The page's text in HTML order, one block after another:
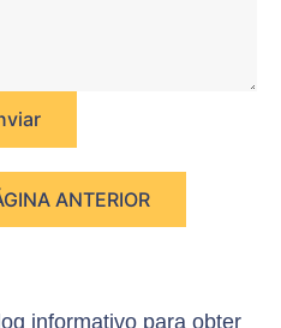
ANTERIOR
informativo para obter